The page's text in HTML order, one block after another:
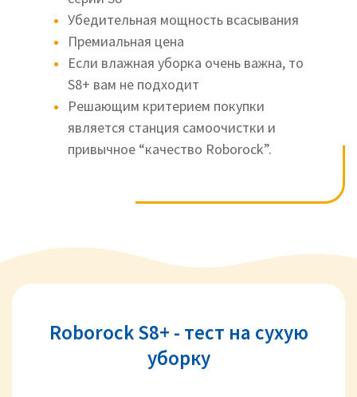
Убедительная мощность всасывания
Премиальная цена
Если влажная уборка очень важна, то
S8+ вам не подходит
Решающим критерием покупки
является станция самоочистки и
привычное “качество Roborock”.
Roborock S8+ - тест на сухую
уборку